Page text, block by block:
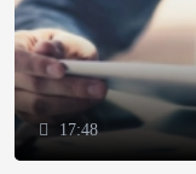
17:48